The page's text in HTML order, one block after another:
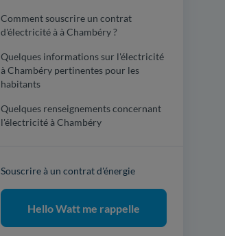
Comment souscrire un contrat
d'électricité à à Chambéry ?
Quelques informations sur l'électricité
à Chambéry pertinentes pour les
habitants
Quelques renseignements concernant
l'électricité à Chambéry
Souscrire à un contrat d'énergie
Hello Watt me rappelle